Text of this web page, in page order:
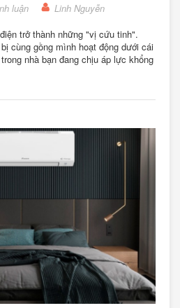
luận
Linh Nguyễn
trở thành những "vị cứu tinh".
cùng gồng mình hoạt động dưới cái
nhà bạn đang chịu áp lực khổng